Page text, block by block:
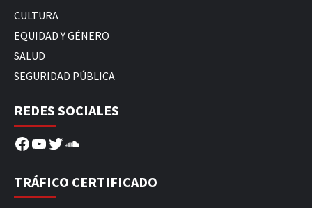
CULTURA
EQUIDAD Y GÉNERO
SALUD
SEGURIDAD PÚBLICA
REDES SOCIALES
Facebook
YouTube
Twitter
SoundCloud
TRÁFICO CERTIFICADO